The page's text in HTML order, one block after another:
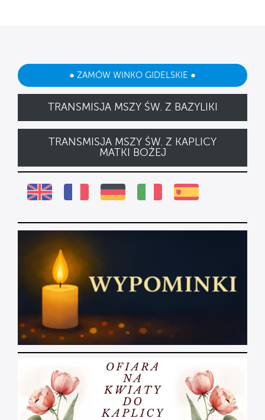
● ZAMÓW WINKO GIDELSKIE ●
TRANSMISJA MSZY ŚW. Z BAZYLIKI
TRANSMISJA MSZY ŚW. Z KAPLICY
MATKI BOŻEJ